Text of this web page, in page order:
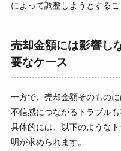
によって調整しようとするこ
売却金額には影響し
要なケース
一方で、売却金額そのもの
不信感につながるトラブルも
具体的には、以下のような
明が求められます。